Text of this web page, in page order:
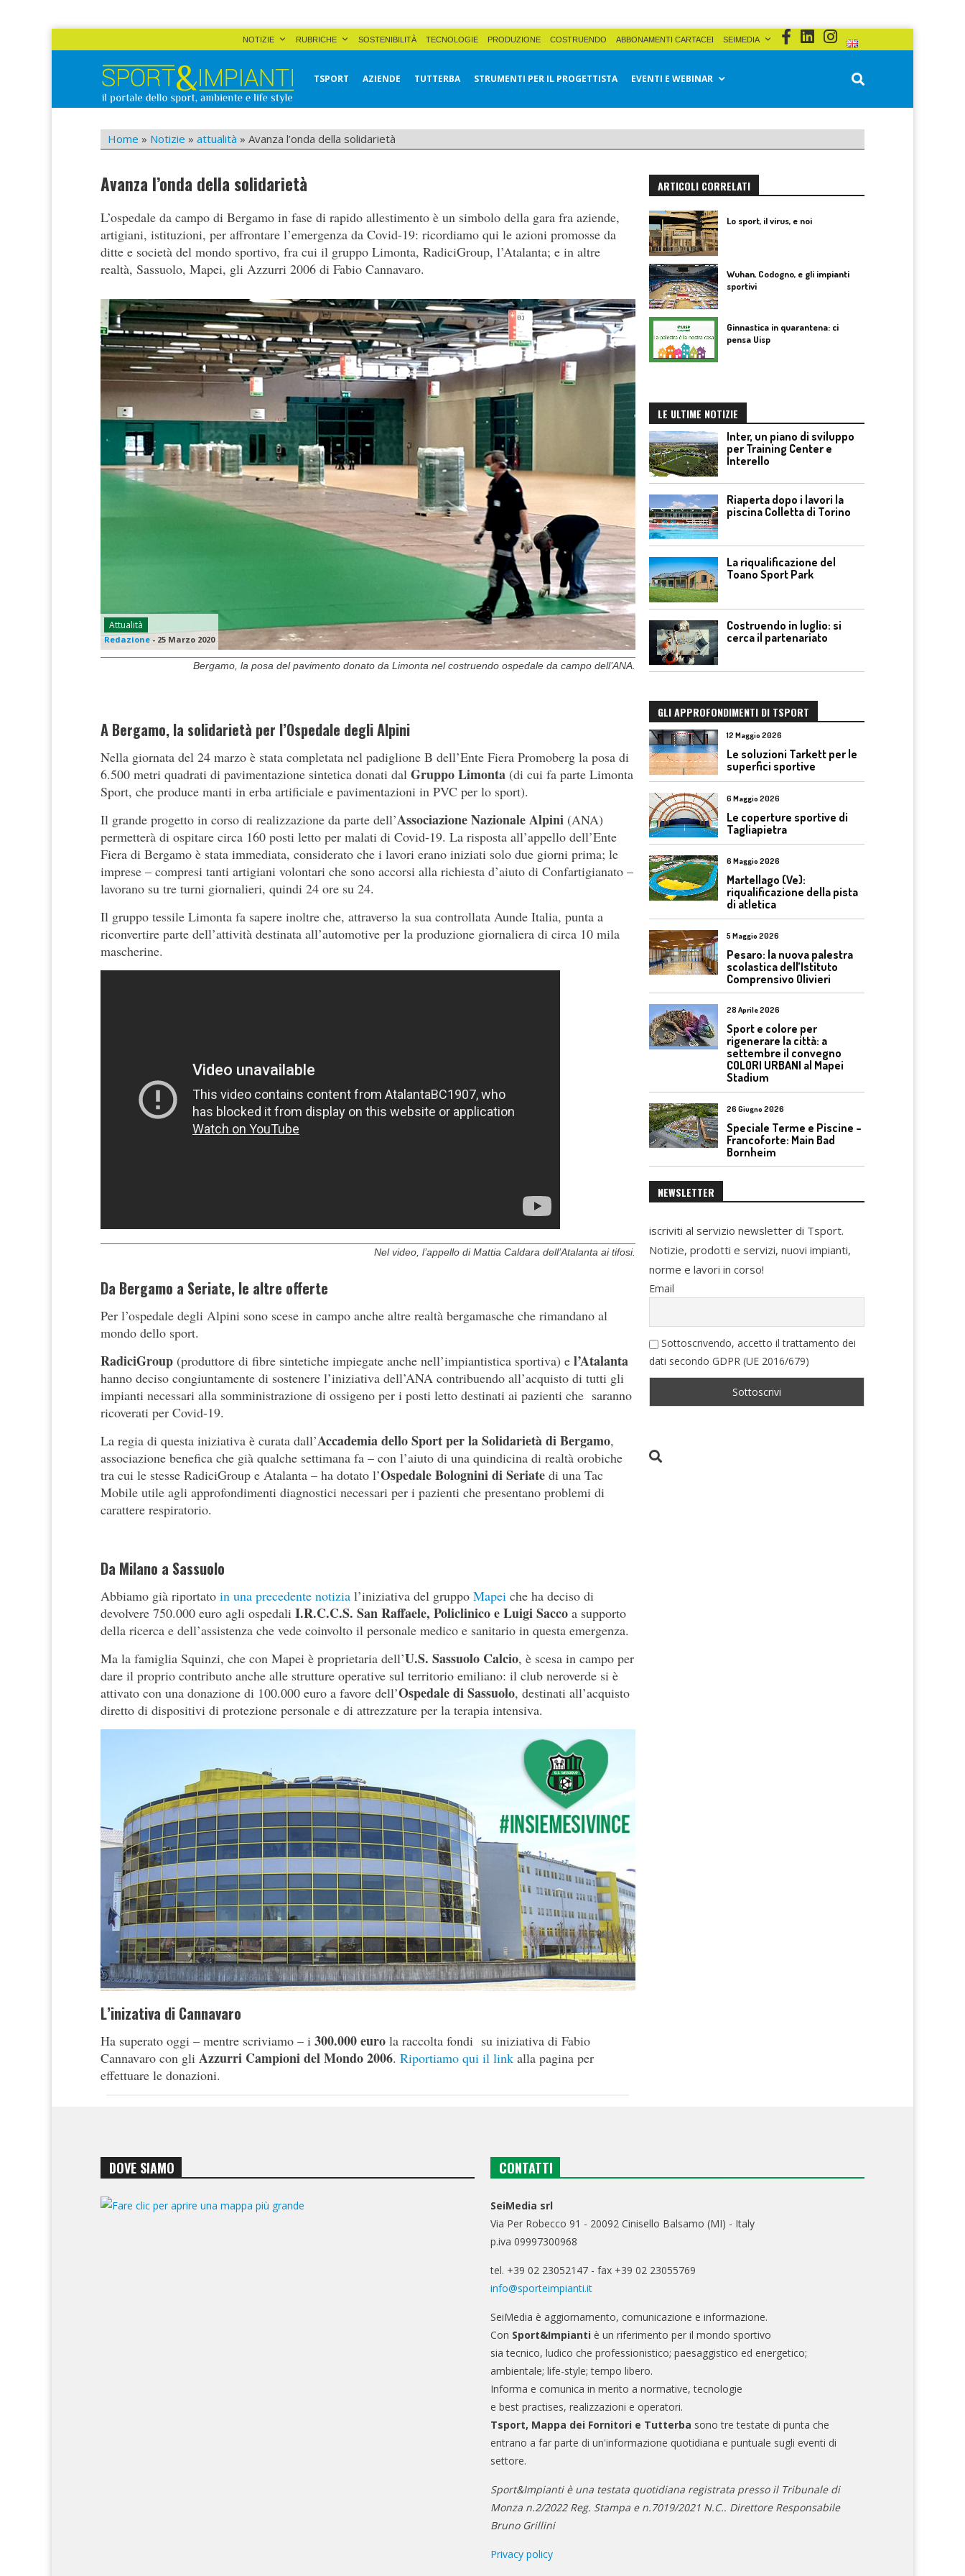
NOTIZIE RUBRICHE SOSTENIBILITÀ TECNOLOGIE PRODUZIONE COSTRUENDO ABBONAMENTI CARTACEI SEIMEDIA
Sport&Impianti
TSPORT AZIENDE TUTTERBA STRUMENTI PER IL PROGETTISTA EVENTI E WEBINAR
Home » Notizie » attualità » Avanza l’onda della solidarietà
Avanza l’onda della solidarietà
L’ospedale da campo di Bergamo in fase di rapido allestimento è un simbolo della gara fra aziende,
artigiani, istituzioni, per affrontare l’emergenza da Covid-19: ricordiamo qui le azioni promosse da
ditte e società del mondo sportivo, fra cui il gruppo Limonta, RadiciGroup, l’Atalanta; e in altre
realtà, Sassuolo, Mapei, gli Azzurri 2006 di Fabio Cannavaro.
Attualità
Redazione - 25 Marzo 2020
Bergamo, la posa del pavimento donato da Limonta nel costruendo ospedale da campo dell’ANA.
A Bergamo, la solidarietà per l’Ospedale degli Alpini
Nella giornata del 24 marzo è stata completata nel padiglione B dell’Ente Fiera Promoberg la posa di
6.500 metri quadrati di pavimentazione sintetica donati dal Gruppo Limonta (di cui fa parte Limonta
Sport, che produce manti in erba artificiale e pavimentazioni in PVC per lo sport).
Il grande progetto in corso di realizzazione da parte dell’Associazione Nazionale Alpini (ANA)
permetterà di ospitare circa 160 posti letto per malati di Covid-19. La risposta all’appello dell’Ente
Fiera di Bergamo è stata immediata, considerato che i lavori erano iniziati solo due giorni prima; le
imprese – compresi tanti artigiani volontari che sono accorsi alla richiesta d’aiuto di Confartigianato –
lavorano su tre turni giornalieri, quindi 24 ore su 24.
Il gruppo tessile Limonta fa sapere inoltre che, attraverso la sua controllata Aunde Italia, punta a
riconvertire parte dell’attività destinata all’automotive per la produzione giornaliera di circa 10 mila
mascherine.
Nel video, l’appello di Mattia Caldara dell’Atalanta ai tifosi.
Da Bergamo a Seriate, le altre offerte
Per l’ospedale degli Alpini sono scese in campo anche altre realtà bergamasche che rimandano al
mondo dello sport.
RadiciGroup (produttore di fibre sintetiche impiegate anche nell’impiantistica sportiva) e l’Atalanta
hanno deciso congiuntamente di sostenere l’iniziativa dell’ANA contribuendo all’acquisto di tutti gli
impianti necessari alla somministrazione di ossigeno per i posti letto destinati ai pazienti che saranno
ricoverati per Covid-19.
La regia di questa iniziativa è curata dall’Accademia dello Sport per la Solidarietà di Bergamo,
associazione benefica che già qualche settimana fa – con l’aiuto di una quindicina di realtà orobiche
tra cui le stesse RadiciGroup e Atalanta – ha dotato l’Ospedale Bolognini di Seriate di una Tac
Mobile utile agli approfondimenti diagnostici necessari per i pazienti che presentano problemi di
carattere respiratorio.
Da Milano a Sassuolo
Abbiamo già riportato in una precedente notizia l’iniziativa del gruppo Mapei che ha deciso di
devolvere 750.000 euro agli ospedali I.R.C.C.S. San Raffaele, Policlinico e Luigi Sacco a supporto
della ricerca e dell’assistenza che vede coinvolto il personale medico e sanitario in questa emergenza.
Ma la famiglia Squinzi, che con Mapei è proprietaria dell’U.S. Sassuolo Calcio, è scesa in campo per
dare il proprio contributo anche alle strutture operative sul territorio emiliano: il club neroverde si è
attivato con una donazione di 100.000 euro a favore dell’Ospedale di Sassuolo, destinati all’acquisto
diretto di dispositivi di protezione personale e di attrezzature per la terapia intensiva.
L’inizativa di Cannavaro
Ha superato oggi – mentre scriviamo – i 300.000 euro la raccolta fondi su iniziativa di Fabio
Cannavaro con gli Azzurri Campioni del Mondo 2006. Riportiamo qui il link alla pagina per
effettuare le donazioni.
ARTICOLI CORRELATI
Lo sport, il virus, e noi
Wuhan, Codogno, e gli impianti
sportivi
Ginnastica in quarantena: ci
pensa Uisp
LE ULTIME NOTIZIE
Inter, un piano di sviluppo
per Training Center e
Interello
Riaperta dopo i lavori la
piscina Colletta di Torino
La riqualificazione del
Toano Sport Park
Costruendo in luglio: si
cerca il partenariato
GLI APPROFONDIMENTI DI TSPORT
12 Maggio 2026
Le soluzioni Tarkett per le
superfici sportive
6 Maggio 2026
Le coperture sportive di
Tagliapietra
6 Maggio 2026
Martellago (Ve):
riqualificazione della pista
di atletica
5 Maggio 2026
Pesaro: la nuova palestra
scolastica dell’Istituto
Comprensivo Olivieri
28 Aprile 2026
Sport e colore per
rigenerare la città: a
settembre il convegno
COLORI URBANI al Mapei
Stadium
26 Giugno 2026
Speciale Terme e Piscine –
Francoforte: Main Bad
Bornheim
NEWSLETTER
iscriviti al servizio newsletter di Tsport.
Notizie, prodotti e servizi, nuovi impianti,
norme e lavori in corso!
Email
Sottoscrivendo, accetto il trattamento dei
dati secondo GDPR (UE 2016/679)
DOVE SIAMO CONTATTI
SeiMedia srl
Via Per Robecco 91 - 20092 Cinisello Balsamo (MI) - Italy
p.iva 09997300968
tel. +39 02 23052147 - fax +39 02 23055769
info@sporteimpianti.it
SeiMedia è aggiornamento, comunicazione e informazione.
Con Sport&Impianti è un riferimento per il mondo sportivo
sia tecnico, ludico che professionistico; paesaggistico ed energetico;
ambientale; life-style; tempo libero.
Informa e comunica in merito a normative, tecnologie
e best practises, realizzazioni e operatori.
Tsport, Mappa dei Fornitori e Tutterba sono tre testate di punta che
entrano a far parte di un'informazione quotidiana e puntuale sugli eventi di
settore.
Sport&Impianti è una testata quotidiana registrata presso il Tribunale di
Monza n.2/2022 Reg. Stampa e n.7019/2021 N.C.. Direttore Responsabile
Bruno Grillini
Privacy policy